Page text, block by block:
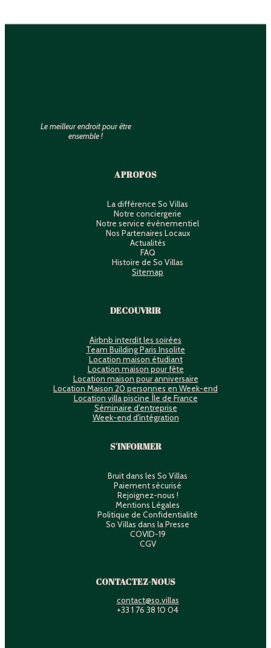
Le meilleur endroit pour être
ensemble !
A PROPOS
La différence So Villas
Notre conciergerie
Notre service évènementiel
Nos Partenaires Locaux
Actualités
FAQ
Histoire de So Villas
Sitemap
DECOUVRIR
Airbnb interdit les soirées
Team Building Paris Insolite
Location maison étudiant
Location maison pour fête
Location maison pour anniversaire
Location Maison 20 personnes en Week-end
Location villa piscine Île de France
Séminaire d'entreprise
Week-end d'intégration
S'INFORMER
Bruit dans les So Villas
Paiement sécurisé
Rejoignez-nous !
Mentions Légales
Politique de Confidentialité
So Villas dans la Presse
COVID-19
CGV
CONTACTEZ-NOUS
contact@so.villas
+33 1 76 38 10 04